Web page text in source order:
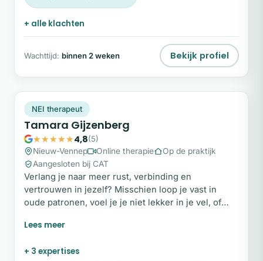
+ alle klachten
Wachttijd: binnen 2 weken Bekijk profiel
Plek beschikbaar
NEI therapeut
Tamara Gijzenberg
4,8(5)
Nieuw-Vennep
Online therapie
Op de praktijk
Aangesloten bij CAT
Verlang je naar meer rust, verbinding en
vertrouwen in jezelf? Misschien loop je vast in
oude patronen, voel je je niet lekker in je vel, of
weet waar het vandaan komt. Ik ben Tamara
therapie, lichaamswerk en energetische therapie
+ 3 expertises